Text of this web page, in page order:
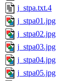
j_stpa.txt.4
j_stpa01.jpg
j_stpa02.jpg
j_stpa03.jpg
j_stpa04.jpg
j_stpa05.jpg